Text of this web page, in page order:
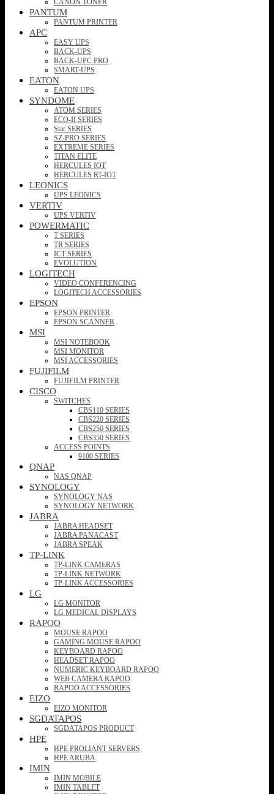
PANTUM
PANTUM PRINTER
APC
EASY UPS
BACK-UPS
BACK-UPC PRO
SMART-UPS
EATON
EATON UPS
SYNDOME
ATOM SERIES
ECO-II SERIES
Star SERIES
SZ-PRO SERIES
EXTREME SERIES
TITAN ELITE
HERCULES IOT
HERCULES RT-IOT
LEONICS
UPS LEONICS
VERTIV
UPS VERTIV
POWERMATIC
T SERIES
TR SERIES
ICT SERIES
EVOLUTION
LOGITECH
VIDEO CONFERENCING
LOGITECH ACCESSORIES
EPSON
EPSON PRINTER
EPSON SCANNER
MSI
MSI NOTEBOOK
MSI MONITOR
MSI ACCESSORIES
FUJIFILM
FUJIFILM PRINTER
CISCO
SWITCHES
CBS110 SERIES
CBS220 SERIES
CBS250 SERIES
CBS350 SERIES
ACCESS POINTS
9100 SERIES
QNAP
NAS QNAP
SYNOLOGY
SYNOLOGY NAS
SYNOLOGY NETWORK
JABRA
JABRA HEADSET
JABRA PANACAST
JABRA SPEAK
TP-LINK
TP-LINK CAMERAS
TP-LINK NETWORK
TP-LINK ACCESSORIES
LG
LG MONITOR
LG MEDICAL DISPLAYS
RAPOO
MOUSE RAPOO
GAMING MOUSE RAPOO
KEYBOARD RAPOO
HEADSET RAPOO
NUMERIC KEYBOARD RAPOO
WEB CAMERA RAPOO
RAPOO ACCESSORIES
EIZO
EIZO MONITOR
SGDATAPOS
SGDATAPOS PRODUCT
HPE
HPE PROLIANT SERVERS
HPE ARUBA
IMIN
IMIN MOBILE
IMIN TABLET